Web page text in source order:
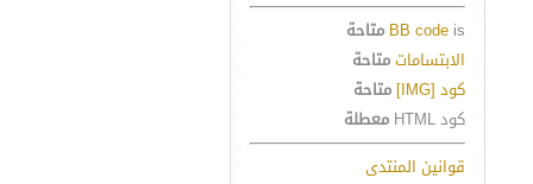
BB code is
متاحة
الابتساماتمتاحة
كود [IMG]
متاحة
كود HTML
معطلة
قوانين المنتدى